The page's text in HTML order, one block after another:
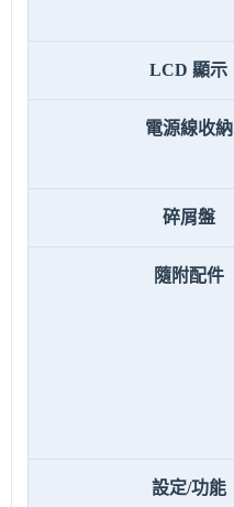
LCD 顯示
電源線收納
碎屑盤
隨附配件
設定/功能